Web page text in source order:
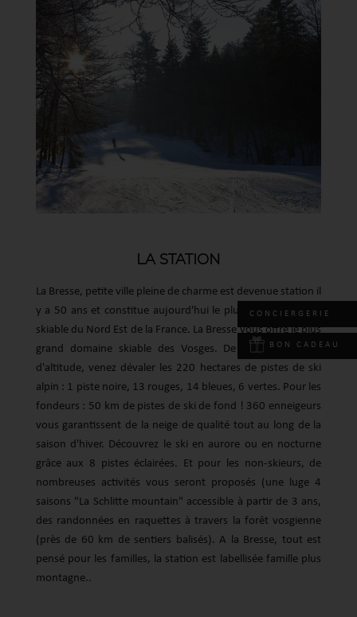
CONCIERGERIE
BON CADEAU
LA STATION
La Bresse, petite ville pleine de charme est devenue station il
y a 50 ans et constitue aujourd'hui le plus grand domaine
skiable du Nord Est de la France. La Bresse vous offre le plus
grand domaine skiable des Vosges. De 900 à 1350 m
d'altitude, venez dévaler les 220 hectares de pistes de ski
alpin : 1 piste noire, 13 rouges, 14 bleues, 6 vertes. Pour les
fondeurs : 50 km de pistes de ski de fond ! 360 enneigeurs
vous garantissent de la neige de qualité tout au long de la
saison d'hiver. Découvrez le ski en aurore ou en nocturne
grâce aux 8 pistes éclairées. Et pour les non-skieurs, de
nombreuses activités vous seront proposés (une luge 4
saisons "La Schlitte mountain" accessible à partir de 3 ans,
des randonnées en raquettes à travers la forêt vosgienne
(près de 60 km de sentiers balisés). A la Bresse, tout est
pensé pour les familles, la station est labellisée famille plus
montagne..